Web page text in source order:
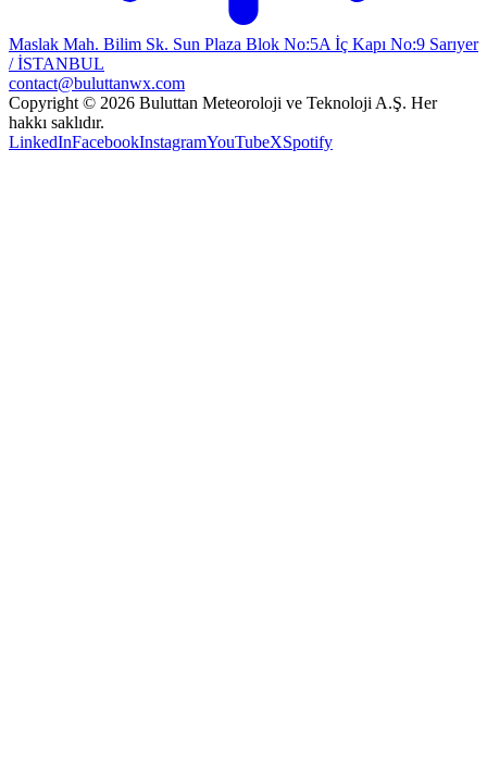
Maslak Mah. Bilim Sk. Sun Plaza Blok No:5A İç Kapı No:9 Sarıyer
/ İSTANBUL
contact@buluttanwx.com
Copyright © 2026 Buluttan Meteoroloji ve Teknoloji A.Ş. Her
hakkı saklıdır.
LinkedInFacebookInstagramYouTubeXSpotify